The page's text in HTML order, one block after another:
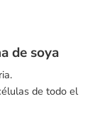
de soya
de todo el